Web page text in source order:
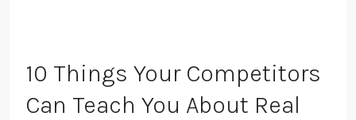
10 Things Your Competitors
Can Teach You About Real